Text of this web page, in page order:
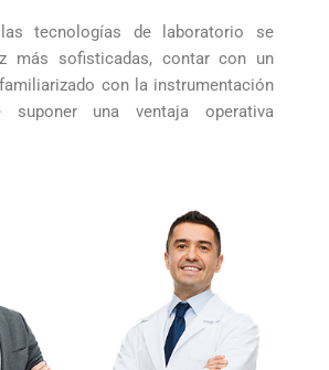
tecnologías de laboratorio se
más sofisticadas, contar con un
con la instrumentación
suponer una ventaja operativa